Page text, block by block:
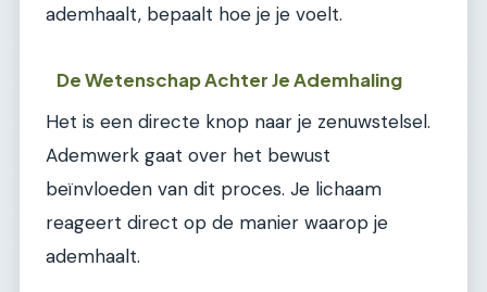
ademhaalt, bepaalt hoe je je voelt.
De Wetenschap Achter Je Ademhaling
Het is een directe knop naar je zenuwstelsel.
Ademwerk gaat over het bewust
beïnvloeden van dit proces. Je lichaam
reageert direct op de manier waarop je
ademhaalt.